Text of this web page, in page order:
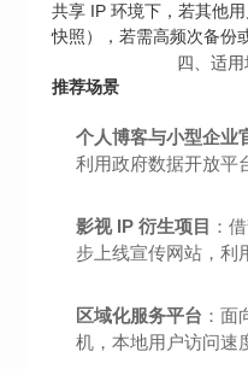
共享 IP 环境下，若其他
快照），若需高频次备份
四、适
推荐场景
个人博客与小型企业
利用政府数据开放平
影视 IP 衍生项目 ：
步上线宣传网站，利
区域化服务平台 ：
机，本地用户访问速